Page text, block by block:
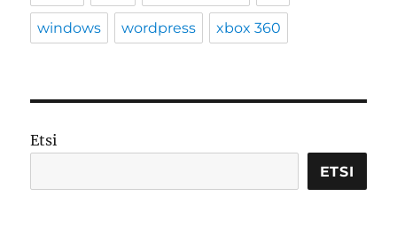
windows wordpress xbox 360
Etsi
ETSI